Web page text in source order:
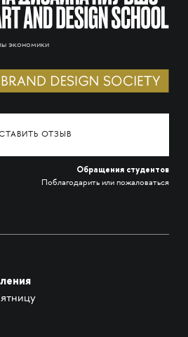
экономики
ОТЗЫВ
Обращения студентов
Поблагодарить или пожаловаться